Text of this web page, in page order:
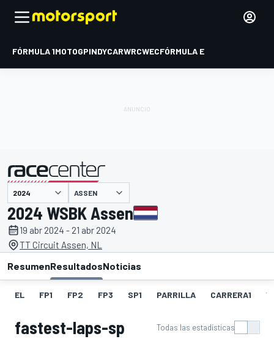
FÓRMULA 1MOTOGPINDYCARWRCWECFÓRMULA E
presentado por ASSEN
2024 WSBK Assen
19 abr 2024 - 21 abr 2024
TT Circuit Assen, NL
ResumenResultadosNoticias
EL FP1 FP2 FP3 SP1 PARRILLA CARRERA1
fastest-laps-sp Todas las estadísticas